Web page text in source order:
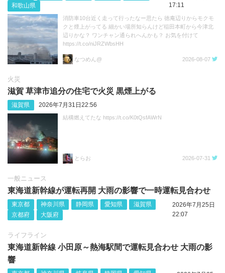
和歌山県
17:11
消防車10台近く走って行ったなー思たら 徳庵辺りからモクモ
クと煙上がってる 細かい場所知らんけど稲田本町から今津北
辺りかな？ ワンチャン通られへんかも？ お気を付けて
https://t.co/niJRZWbsHH
なつめん@ 2026-08-07
火災
滋賀 草津市追分の住宅で火災 黒煙上がる
滋賀県 2026年7月31日22:56
結構燃えてたな https://t.co/K0tQsfAWrN
とらお 2026-07-31
一般ニュース
東海道新幹線が運転再開 大雨の影響で一時運転見合わせ
東京都 神奈川県 静岡県 愛知県
滋賀県
京都府
大阪府
2026年7月25日
22:07
ライフライン
東海道新幹線 小田原～熱海駅間で運転見合わせ 大雨の影
響